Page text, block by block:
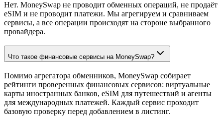
Нет. MoneySwap не проводит обменных операций, не продаёт
eSIM и не проводит платежи. Мы агрегируем и сравниваем
сервисы, а все операции происходят на стороне выбранного
провайдера.
Что такое финансовые сервисы на MoneySwap?
Помимо агрегатора обменников, MoneySwap собирает
рейтинги проверенных финансовых сервисов: виртуальные
карты иностранных банков, eSIM для путешествий и агенты
для международных платежей. Каждый сервис проходит
базовую проверку перед добавлением в листинг.